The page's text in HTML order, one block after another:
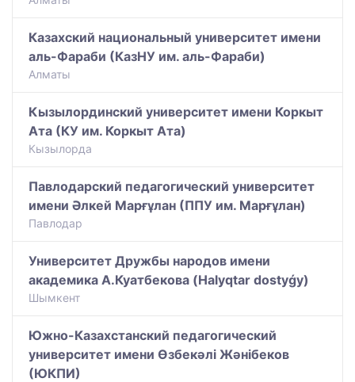
Казахский национальный университет имени
аль-Фараби (КазНУ им. аль-Фараби)
Алматы
Кызылординский университет имени Коркыт
Ата (КУ им. Коркыт Ата)
Кызылорда
Павлодарский педагогический университет
имени Әлкей Марғұлан (ППУ им. Марғұлан)
Павлодар
Университет Дружбы народов имени
академика А.Куатбекова (Halyqtar dostyǵy)
Шымкент
Южно-Казахстанский педагогический
университет имени Өзбекәлі Жәнібеков
(ЮКПИ)